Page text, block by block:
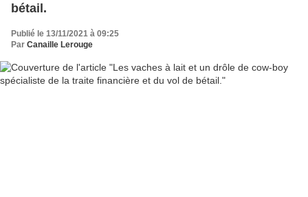
bétail.
Publié le 13/11/2021 à 09:25
Par Canaille Lerouge